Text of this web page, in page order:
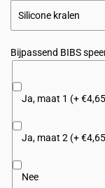
Bijpassend BIBS
Ja, maat 1 (+
Ja, maat 2 (+
Nee